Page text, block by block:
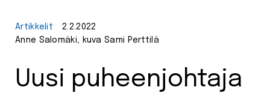
Artikkelit
2.2.2022
Anne Salomäki, kuva Sami Perttilä
Uusi puheenjohtaja